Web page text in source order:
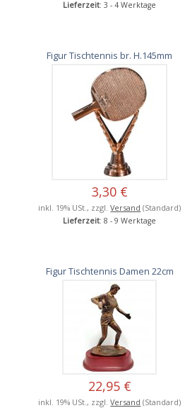
Lieferzeit: 3 - 4 Werktage
Figur Tischtennis br. H.145mm
3,30 €
inkl. 19% USt., zzgl.Versand (Standard)
Lieferzeit: 8 - 9 Werktage
Figur Tischtennis Damen 22cm
22,95 €
inkl. 19% USt., zzgl.Versand (Standard)